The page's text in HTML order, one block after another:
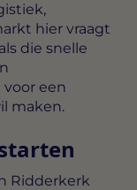
hier vraagt
die snelle
een
maken.
Ridderkerk